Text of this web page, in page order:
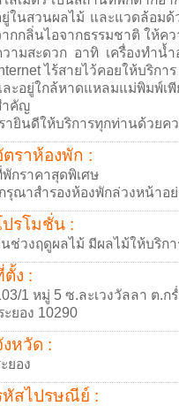
ยู่ในสวนผลไม้ และแวดล้อม
ากกลิ่นไอจากธรรมชาติ ให้ค
วามสะดวก อาทิ เครื่องทำ
ไร้สายไว้คอยให้บริก
ละอยู่ใกล้หาดแหลมแม่พิมพ์
ำคัญ
รายินดีให้บริการทุกท่านด้วยค
ตราห้องพัก :
กราคาสุดพิเศษ
รุณาสำรองห้องพักล่วงหน้าอ
ปรโมชั่น :
ช่วงฤดูผลไม้ มีผลไม้ให้บริก
ตั้ง :
1 หมู่ 5 ซ.ละเวงวัลลา ต.ก
ะยอง 10290
งหวัด :
ยอง
หัสไปรษณีย์ :